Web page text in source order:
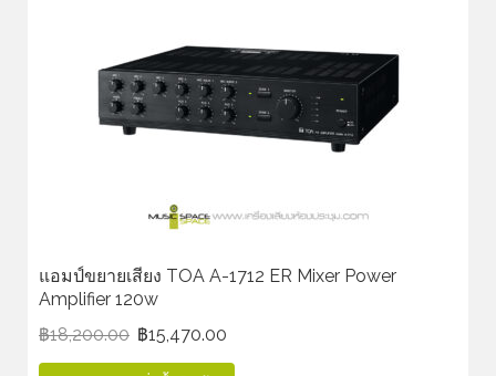
แอมป์ขยายเสียง TOA A-1712 ER Mixer Power
Amplifier 120w
฿18,200.00 ฿15,470.00